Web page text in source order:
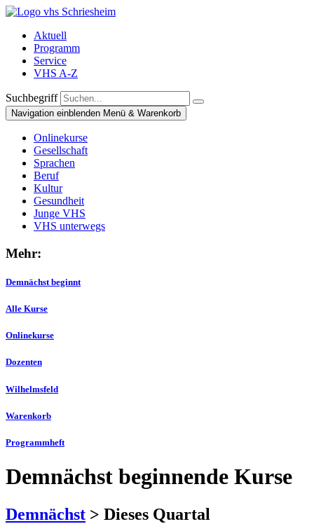
Aktuell
Programm
Service
VHS A-Z
Suchbegriff
Navigation einblenden Menü & Warenkorb
Onlinekurse
Gesellschaft
Sprachen
Beruf
Kultur
Gesundheit
Junge VHS
VHS unterwegs
Mehr:
Demnächst beginnt
Alle Kurse
Onlinekurse
Dozenten
Wilhelmsfeld
Warenkorb
Programmheft
Demnächst beginnende Kurse
Demnächst > Dieses Quartal